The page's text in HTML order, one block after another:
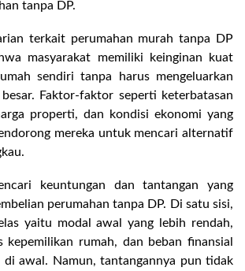
tanpa DP.
terkait perumahan murah tanpa DP
masyarakat memiliki keinginan kuat
sendiri tanpa harus mengeluarkan
Faktor-faktor seperti keterbatasan
properti, dan kondisi ekonomi yang
mereka untuk mencari alternatif
keuntungan dan tantangan yang
perumahan tanpa DP. Di satu sisi,
yaitu modal awal yang lebih rendah,
kepemilikan rumah, dan beban finansial
di awal. Namun, tantangannya pun tidak